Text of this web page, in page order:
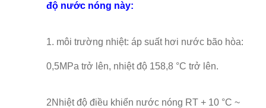
độ nước nóng này:
1. môi trường nhiệt: áp suất hơi nước bão hòa:
0,5MPa trở lên, nhiệt độ 158,8 °C trở lên.
2Nhiệt độ điều khiển nước nóng RT + 10 °C ~